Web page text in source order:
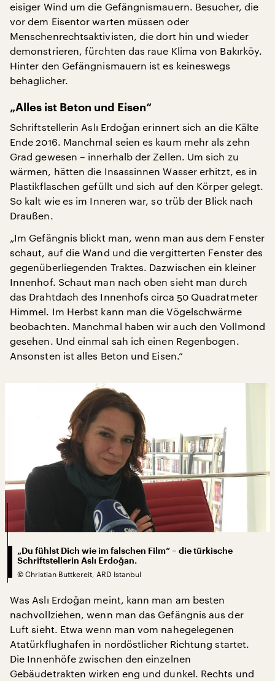
eisiger Wind um die Gefängnismauern. Besucher, die
vor dem Eisentor warten müssen oder
Menschenrechtsaktivisten, die dort hin und wieder
demonstrieren, fürchten das raue Klima von Bakırköy.
Hinter den Gefängnismauern ist es keineswegs
behaglicher.
„Alles ist Beton und Eisen“
Schriftstellerin Aslı Erdoğan erinnert sich an die Kälte
Ende 2016. Manchmal seien es kaum mehr als zehn
Grad gewesen – innerhalb der Zellen. Um sich zu
wärmen, hätten die Insassinnen Wasser erhitzt, es in
Plastikflaschen gefüllt und sich auf den Körper gelegt.
So kalt wie es im Inneren war, so trüb der Blick nach
Draußen.
„Im Gefängnis blickt man, wenn man aus dem Fenster
schaut, auf die Wand und die vergitterten Fenster des
gegenüberliegenden Traktes. Dazwischen ein kleiner
Innenhof. Schaut man nach oben sieht man durch
das Drahtdach des Innenhofs circa 50 Quadratmeter
Himmel. Im Herbst kann man die Vögelschwärme
beobachten. Manchmal haben wir auch den Vollmond
gesehen. Und einmal sah ich einen Regenbogen.
Ansonsten ist alles Beton und Eisen.“
„Du fühlst Dich wie im falschen Film“ – die türkische
Schriftstellerin Aslı Erdoğan.
© Christian Buttkereit, ARD Istanbul
Was Aslı Erdoğan meint, kann man am besten
nachvollziehen, wenn man das Gefängnis aus der
Luft sieht. Etwa wenn man vom nahegelegenen
Atatürkflughafen in nordöstlicher Richtung startet.
Die Innenhöfe zwischen den einzelnen
Gebäudetrakten wirken eng und dunkel. Rechts und